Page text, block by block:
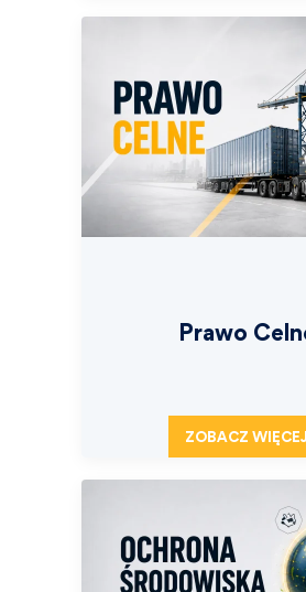
Prawo
ZOBACZ WIĘCEJ